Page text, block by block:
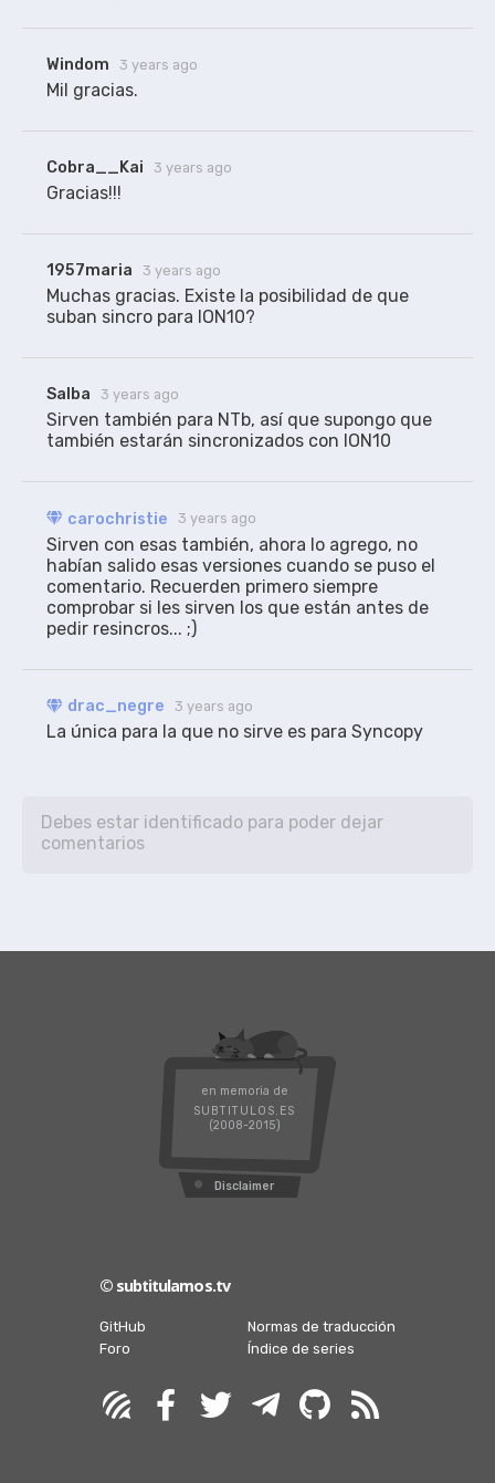
Windom 3 years ago
Mil gracias.
Cobra__Kai 3 years ago
Gracias!!!
1957maria 3 years ago
Muchas gracias. Existe la posibilidad de que
suban sincro para ION10?
Salba 3 years ago
Sirven también para NTb, así que supongo que
también estarán sincronizados con ION10
carochristie 3 years ago
Sirven con esas también, ahora lo agrego, no
habían salido esas versiones cuando se puso el
comentario. Recuerden primero siempre
comprobar si les sirven los que están antes de
pedir resincros... ;)
drac_negre 3 years ago
La única para la que no sirve es para Syncopy
en memoria de
SUBTITULOS.ES
(2008-2015)
Disclaimer
© subtitulamos.tv
GitHub
Normas de traducción
Foro
Índice de series